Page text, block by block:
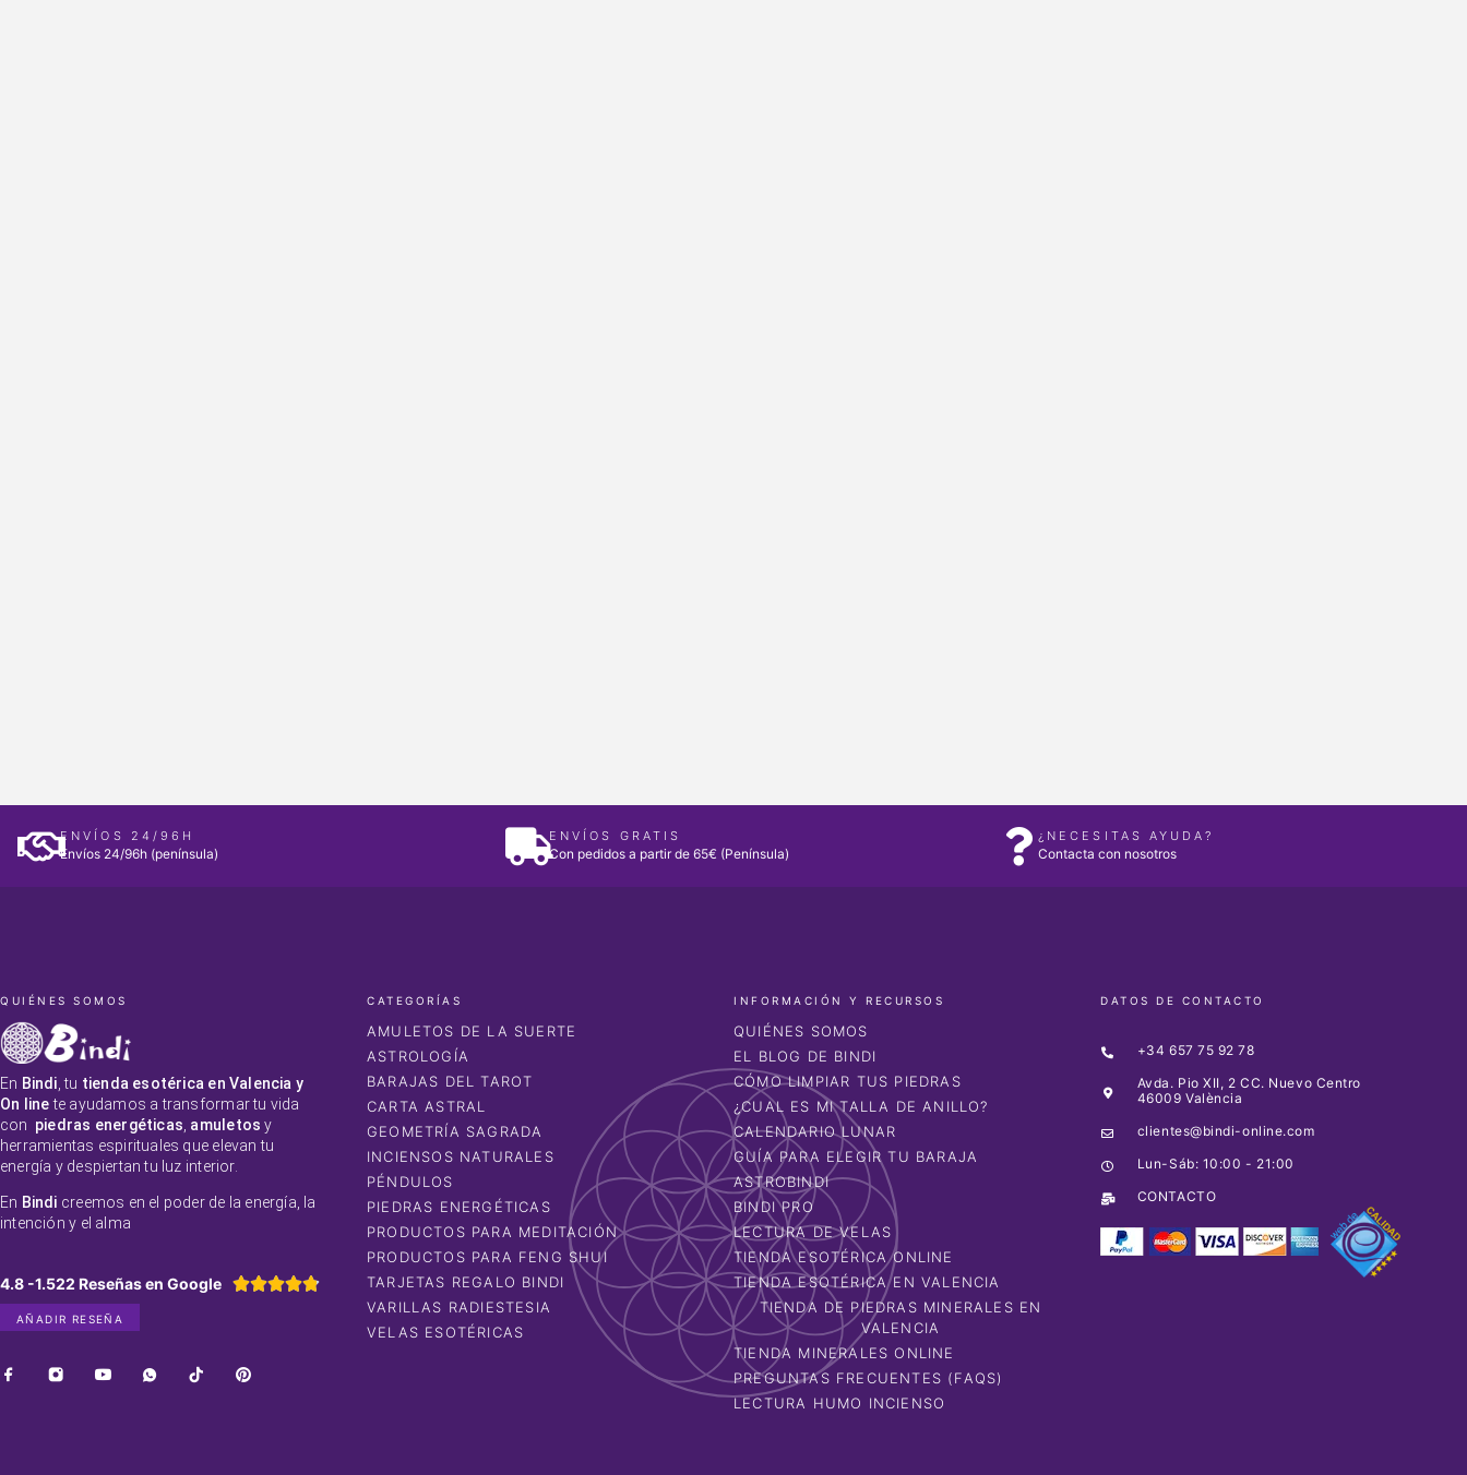
ENVÍOS 24/96H
Envíos 24/96h (península)
ENVÍOS GRATIS
Con pedidos a partir de 65€ (Península)
¿NECESITAS AYUDA?
Contacta con nosotros
QUIÉNES SOMOS
En Bindi , tu tienda esotérica en Valencia y
On linete ayudamos a transformar tu vida
con piedras energéticas amuletos y
herramientas espirituales que elevan tu
energía y despiertan tu luz interior.
En Bindi creemos en el poder de la energía, la
intención y el alma
4.8 -1.522 Reseñas en Google 
AÑADIR RESEÑA
CATEGORÍAS
AMULETOS DE LA SUERTE
ASTROLOGÍA
BARAJAS DEL TAROT
CARTA ASTRAL
GEOMETRÍA SAGRADA
INCIENSOS NATURALES
PÉNDULOS
PIEDRAS ENERGÉTICAS
PRODUCTOS PARA MEDITACIÓN
PRODUCTOS PARA FENG SHUI
TARJETAS REGALO BINDI
VARILLAS RADIESTESIA
VELAS ESOTÉRICAS
INFORMACIÓN Y RECURSOS
QUIÉNES SOMOS
EL BLOG DE BINDI
CÓMO LIMPIAR TUS PIEDRAS
¿CUAL ES MI TALLA DE ANILLO?
CALENDARIO LUNAR
GUÍA PARA ELEGIR TU BARAJA
ASTROBINDI
BINDI PRO
LECTURA DE VELAS
TIENDA ESOTÉRICA ONLINE
TIENDA ESOTÉRICA EN VALENCIA
TIENDA DE PIEDRAS MINERALES EN
VALENCIA
TIENDA MINERALES ONLINE
PREGUNTAS FRECUENTES (FAQS)
LECTURA HUMO INCIENSO
DATOS DE CONTACTO
+34 657 75 92 78
Avda. Pio XII, 2 CC. Nuevo Centro
46009 València
clientes@bindi-online.com
Lun-Sáb: 10:00 - 21:00
CONTACTO